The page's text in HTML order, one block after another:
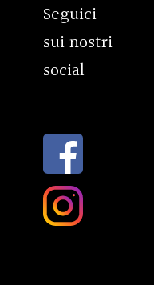
Seguici
sui nostri
social